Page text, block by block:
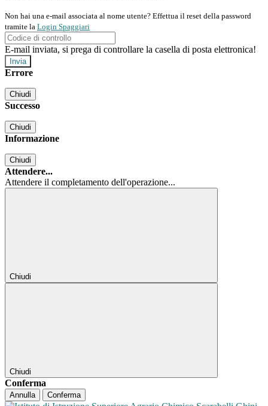
Non hai una e-mail associata al nome utente? Effettua il reset della password
tramite la Login Spaggiari
E-mail inviata, si prega di controllare la casella di posta elettronica!
Errore
Chiudi
Successo
Chiudi
Informazione
Chiudi
Attendere...
Attendere il completamento dell'operazione...
Chiudi
Chiudi
Conferma
Annulla Conferma